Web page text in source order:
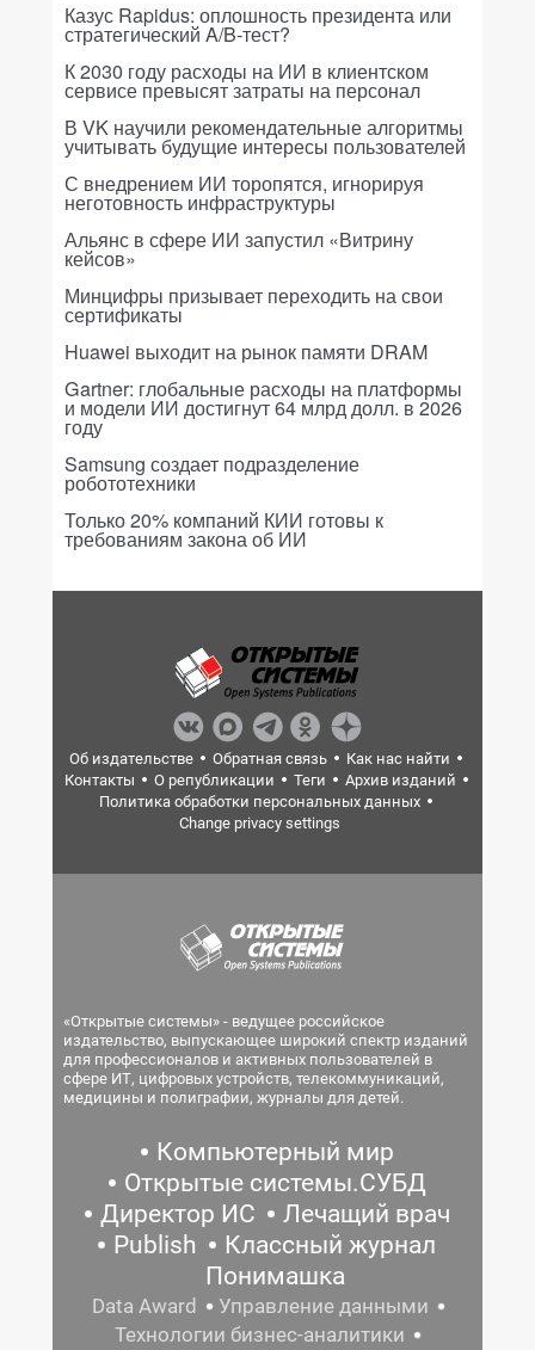
Казус Rapidus: оплошность президента или
стратегический A/B-тест?
К 2030 году расходы на ИИ в клиентском
сервисе превысят затраты на персонал
В VK научили рекомендательные алгоритмы
учитывать будущие интересы пользователей
С внедрением ИИ торопятся, игнорируя
неготовность инфраструктуры
Альянс в сфере ИИ запустил «Витрину
кейсов»
Минцифры призывает переходить на свои
сертификаты
Huawei выходит на рынок памяти DRAM
Gartner: глобальные расходы на платформы
и модели ИИ достигнут 64 млрд долл. в 2026
году
Samsung создает подразделение
робототехники
Только 20% компаний КИИ готовы к
требованиям закона об ИИ
Об издательстве Обратная связь
Как нас найти
Контакты
О републикации Теги
Архив изданий
Политика обработки персональных данных
Change privacy settings
«Открытые системы» - ведущее российское
издательство, выпускающее широкий спектр изданий
для профессионалов и активных пользователей в
сфере ИТ, цифровых устройств, телекоммуникаций,
медицины и полиграфии, журналы для детей.
Компьютерный мир
Открытые системы.СУБД
Директор ИС
Лечащий врач
Publish
Классный журнал
Понимашка
Data Award
Управление данными
Технологии бизнес-аналитики